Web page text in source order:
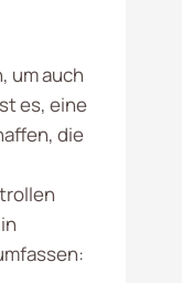
um auch
es, eine
die